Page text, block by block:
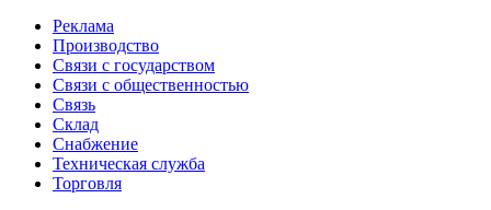
Реклама
Производство
Связи с государством
Связи с общественностью
Связь
Склад
Снабжение
Техническая служба
Торговля